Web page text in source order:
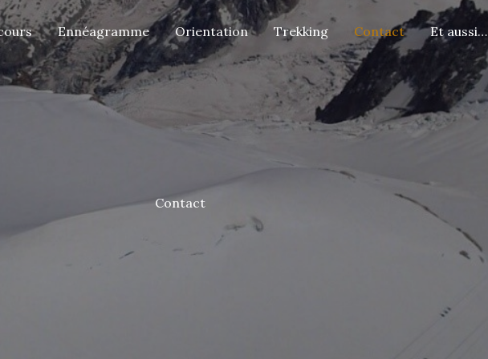
Ennéagramme Orientation Trekking Contact Et aussi…
Contact